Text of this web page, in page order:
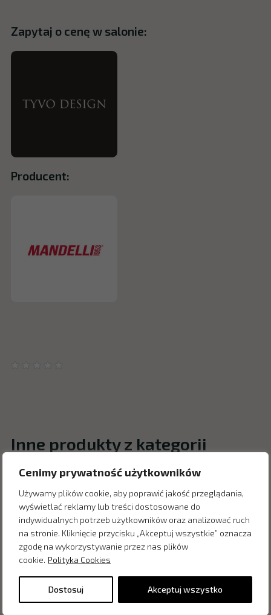
Cenimy prywatność użytkowników
Używamy plików cookie, aby poprawić jakość przeglądania,
wyświetlać reklamy lub treści dostosowane do
indywidualnych potrzeb użytkowników oraz analizować ruch
na stronie. Kliknięcie przycisku „Akceptuj wszystkie” oznacza
zgodę na wykorzystywanie przez nas plików
cookie. Polityka Cookies
Dostosuj Akceptuj wszystko
Zapytaj o cenę w salonie:
Producent:
Inne produkty z kategorii